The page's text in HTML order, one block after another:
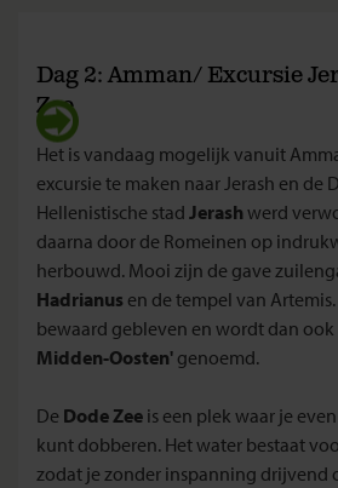
Dag 2: Amman/ Excursie
Zee
Het is vandaag mogelijk vanuit
excursie te maken naar Jerash en de
Hellenistische stad Jerash werd
daarna door de Romeinen op
herbouwd. Mooi zijn de gave
Hadrianus en de tempel van
bewaard gebleven en wordt dan
Midden-Oosten' genoemd.
De Dode Zee is een plek waar je
kunt dobberen. Het water bestaat
zodat je zonder inspanning drijvend